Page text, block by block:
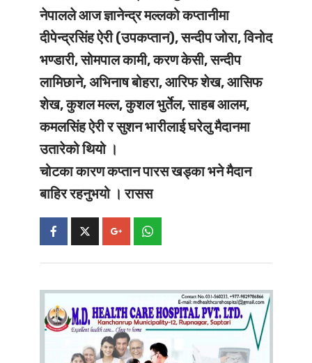
नेपालले आज ज्ञानेन्द्र मल्लको कप्तानीमा
दीपेन्द्रसिंह ऐरी (उपकप्तान), सन्दीप जोरा, विनोद
भण्डारी, सोमपाल कामी, करण केसी, सन्दीप
लामिछाने, अभिनाष बोहरा, आरिफ शेख, आसिफ
शेख, कुशल मल्ल, कुशल भुर्तेल, साहब आलम,
कमलसिंह ऐरी र सुशन भारीलाई घरेलु मैदानमा
उतारेको थियो ।
चोटका कारण कप्तान पारस खड्का भने मैदान
बाहिर रहनुभयो । रासस